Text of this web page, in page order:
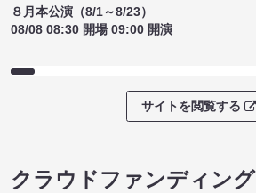
８月本公演（8/1～8/23）
08/08 08:30 開場 09:00 開演
サイトを閲覧する
クラウドファンディング